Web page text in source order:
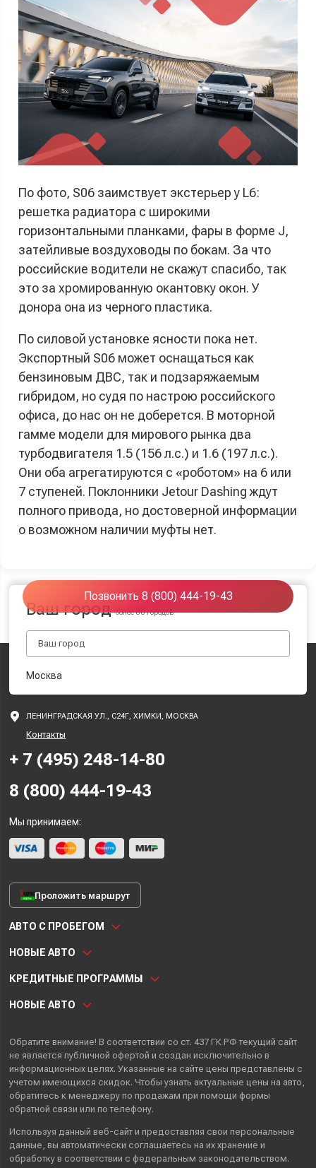
По фото, S06 заимствует экстерьер у L6:
решетка радиатора с широкими
горизонтальными планками, фары в форме J,
затейливые воздуховоды по бокам. За что
российские водители не скажут спасибо, так
это за хромированную окантовку окон. У
донора она из черного пластика.
По силовой установке ясности пока нет.
Экспортный S06 может оснащаться как
бензиновым ДВС, так и подзаряжаемым
гибридом, но судя по настрою российского
офиса, до нас он не доберется. В моторной
гамме модели для мирового рынка два
турбодвигателя 1.5 (156 л.с.) и 1.6 (197 л.с.).
Они оба агрегатируются с «роботом» на 6 или
7 ступеней. Поклонники Jetour Dashing ждут
полного привода, но достоверной информации
о возможном наличии муфты нет.
Позвонить 8 (800) 444-19-43
Ваш городболее 80 городов
Москва
ЛЕНИНГРАДСКАЯ УЛ., С24Г, ХИМКИ, МОСКВА
Контакты
+ 7 (495) 248-14-80
8 (800) 444-19-43
Мы принимаем:
Проложить маршрут
АВТО С ПРОБЕГОМ
НОВЫЕ АВТО
КРЕДИТНЫЕ ПРОГРАММЫ
НОВЫЕ АВТО
Обратите внимание! В соответствии со ст. 437 ГК РФ текущий сайт
не является публичной офертой и создан исключительно в
информационных целях. Указанные на сайте цены представлены с
учетом имеющихся скидок. Чтобы узнать актуальные цены на авто,
обратитесь к менеджеру по продажам при помощи формы
обратной связи или по телефону.
Используя данный веб-сайт и предоставляя свои персональные
данные , вы автоматически соглашаетесь на их хранение и
обработку в соответствии с федеральным законодательством.